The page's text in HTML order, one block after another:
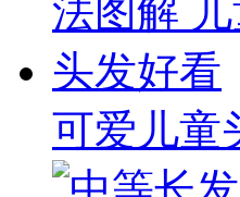
可爱儿童